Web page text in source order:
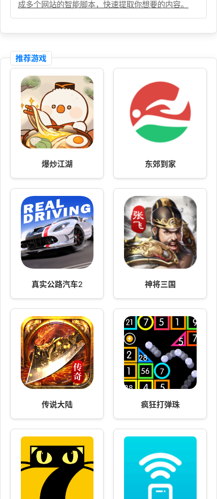
成多个网站的智能脚本，快速提取你想要的内容。
推荐游戏
爆炒江湖 东郊到家
真实公路汽车2 神将三国
传说大陆 疯狂打弹珠